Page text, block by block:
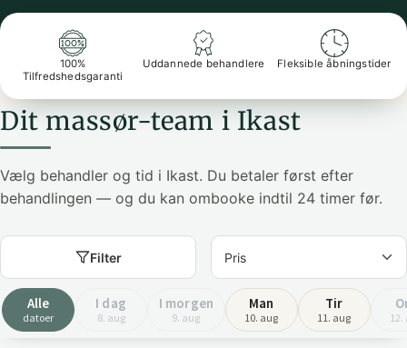
100%
Tilfredshedsgaranti
Uddannede behandlere Fleksible åbningstider
Dit massør-team i Ikast
Vælg behandler og tid i Ikast. Du betaler først efter
behandlingen — og du kan ombooke indtil 24 timer før.
Filter
Alle
datoer
I dag
8. aug
I morgen
9. aug
Man
10. aug
Tir
11. aug 12.